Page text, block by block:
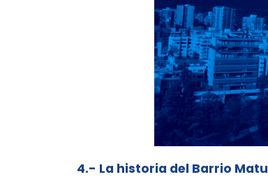
4.- La historia del Barrio